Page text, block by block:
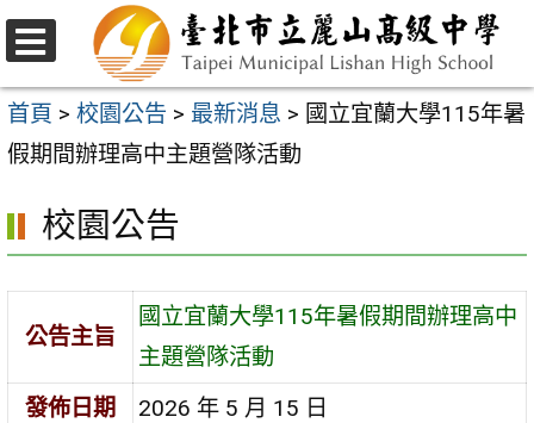
跳
至
主
要
容
區
選
單
首頁 > 校園公告 > 最新消息 > 國立宜蘭大學115年暑
假期間辦理高中主題營隊活動
校園公告
公告主旨
國立宜蘭大學115年暑假期間辦理高中
主題營隊活動
發佈日期
2026 年 5 月 15 日